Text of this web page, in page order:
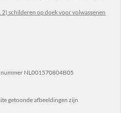
schilderen op doek voor volwassenen
NL001570804B05
getoonde afbeeldingen zijn